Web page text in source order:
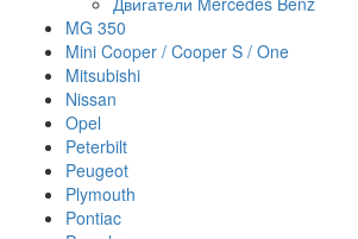
MG 350
Mini Cooper / Cooper S / One
Mitsubishi
Nissan
Opel
Peterbilt
Peugeot
Plymouth
Pontiac